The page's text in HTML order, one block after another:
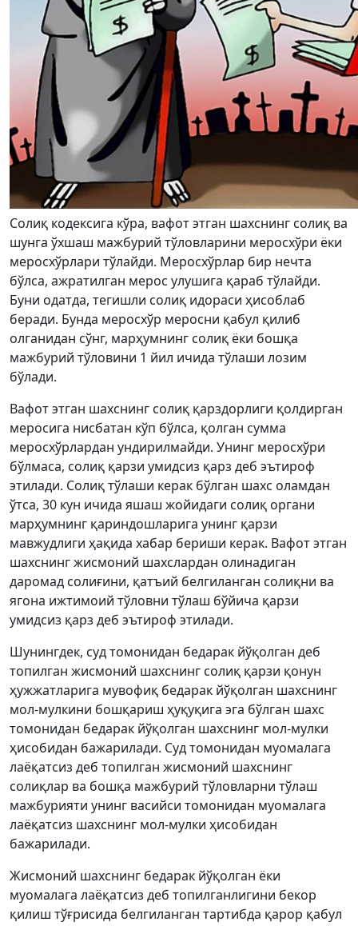
Солиқ кодексига кўра, вафот этган шахснинг солиқ ва
шунга ўхшаш мажбурий тўловларини меросхўри ёки
меросхўрлари тўлайди. Меросхўрлар бир нечта
бўлса, ажратилган мерос улушига қараб тўлайди.
Буни одатда, тегишли солиқ идораси ҳисоблаб
беради. Бунда меросхўр меросни қабул қилиб
олганидан сўнг, марҳумнинг солиқ ёки бошқа
мажбурий тўловини 1 йил ичида тўлаши лозим
бўлади.
Вафот этган шахснинг солиқ қарздорлиги қолдирган
меросига нисбатан кўп бўлса, қолган сумма
меросхўрлардан ундирилмайди. Унинг меросхўри
бўлмаса, солиқ қарзи умидсиз қарз деб эътироф
этилади. Солиқ тўлаши керак бўлган шахс оламдан
ўтса, 30 кун ичида яшаш жойидаги солиқ органи
марҳумнинг қариндошларига унинг қарзи
мавжудлиги ҳақида хабар бериши керак. Вафот этган
шахснинг жисмоний шахслардан олинадиган
даромад солиғини, қатъий белгиланган солиқни ва
ягона ижтимоий тўловни тўлаш бўйича қарзи
умидсиз қарз деб эътироф этилади.
Шунингдек, cуд томонидан бедарак йўқолган деб
топилган жисмоний шахснинг солиқ қарзи қонун
ҳужжатларига мувофиқ бедарак йўқолган шахснинг
мол-мулкини бошқариш ҳуқуқига эга бўлган шахс
томонидан бедарак йўқолган шахснинг мол-мулки
ҳисобидан бажарилади. Суд томонидан муомалага
лаёқатсиз деб топилган жисмоний шахснинг
солиқлар ва бошқа мажбурий тўловларни тўлаш
мажбурияти унинг васийси томонидан муомалага
лаёқатсиз шахснинг мол-мулки ҳисобидан
бажарилади.
Жисмоний шахснинг бедарак йўқолган ёки
муомалага лаёқатсиз деб топилганлигини бекор
қилиш тўғрисида белгиланган тартибда қарор қабул